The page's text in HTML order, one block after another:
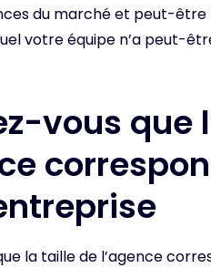
du marché et peut-
votre équipe n’a peut-
vous que
la taille de l’agence